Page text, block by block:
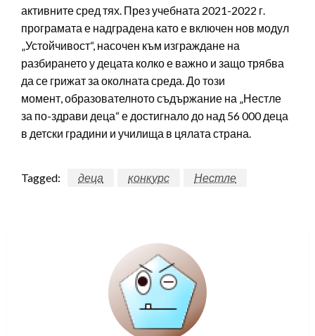
активните сред тях. През учебната 2021-2022 г.
програмата е надградена като е включен нов модул
„Устойчивост“, насочен към изграждане на
разбирането у децата колко е важно и защо трябва
да се грижат за околната среда. До този
момент, образователното съдържание на „Нестле
за по-здрави деца“ е достигнало до над 56 000 деца
в детски градини и училища в цялата страна.
Tagged: деца конкурс Нестле